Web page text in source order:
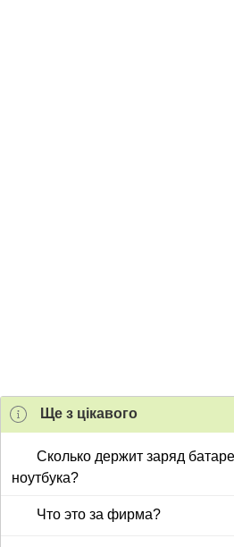
Ще з цiкавого
Сколько держит заряд
ноутбука?
Что это за фирма?